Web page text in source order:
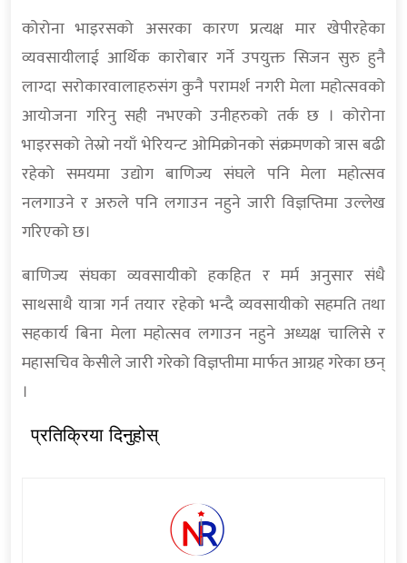
कोरोना भाइरसको असरका कारण प्रत्यक्ष मार खेपीरहेका
व्यवसायीलाई आर्थिक कारोबार गर्ने उपयुक्त सिजन सुरु हुनै
लाग्दा सरोकारवालाहरुसंग कुनै परामर्श नगरी मेला महोत्सवको
आयोजना गरिनु सही नभएको उनीहरुको तर्क छ । कोरोना
भाइरसको तेस्रो नयाँ भेरियन्ट ओमिक्रोनको संक्रमणको त्रास बढी
रहेको समयमा उद्योग बाणिज्य संघले पनि मेला महोत्सव
नलगाउने र अरुले पनि लगाउन नहुने जारी विज्ञप्तिमा उल्लेख
गरिएको छ।
बाणिज्य संघका व्यवसायीको हकहित र मर्म अनुसार संधै
साथसाथै यात्रा गर्न तयार रहेको भन्दै व्यवसायीको सहमति तथा
सहकार्य बिना मेला महोत्सव लगाउन नहुने अध्यक्ष चालिसे र
महासचिव केसीले जारी गरेको विज्ञप्तीमा मार्फत आग्रह गरेका छन्
।
प्रतिक्रिया दिनुहोस्